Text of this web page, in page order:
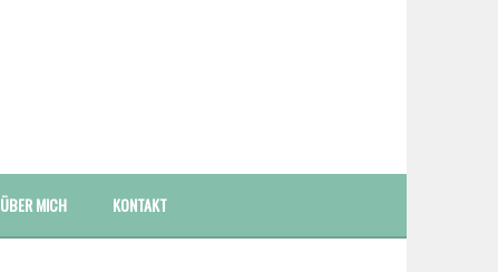
ÜBER MICH KONTAKT